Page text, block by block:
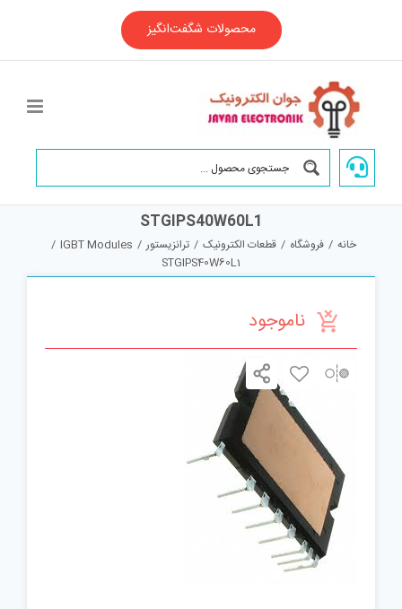
محصولات شگفت‌انگیز
STGIPS40W60L1
خانه / فروشگاه / قطعات الکترونیک / ترانزیستور /
IGBT Modules
/
STGIPS40W60L1
ناموجود